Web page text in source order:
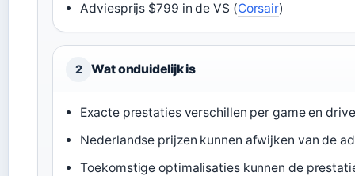
Adviesprijs $799 in de VS (Corsair)
2 Wat onduidelijk is
Exacte prestaties verschillen per game en
Nederlandse prijzen kunnen afwijken van de
Toekomstige optimalisaties kunnen de